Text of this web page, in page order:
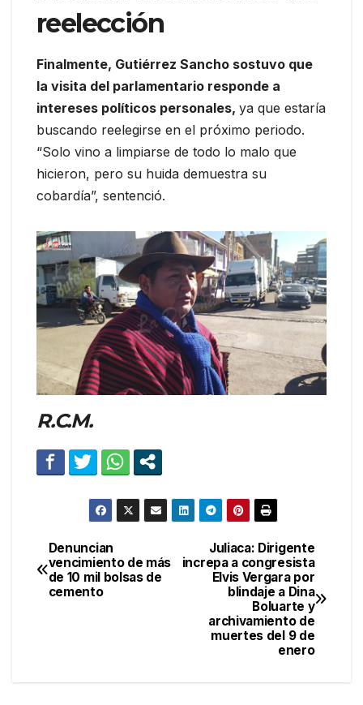
reelección
Finalmente, Gutiérrez Sancho sostuvo que
la visita del parlamentario responde a
intereses políticos personales, ya que estaría
buscando reelegirse en el próximo periodo.
“Solo vino a limpiarse de todo lo malo que
hicieron, pero su huida demuestra su
cobardía”, sentenció.
R.C.M.
Navegación
de
Juliaca: Dirigente
increpa a congresista
Elvis Vergara por
blindaje a Dina
Boluarte y
archivamiento de
muertes del 9 de
enero
Denuncian
vencimiento de más
de 10 mil bolsas de
cemento